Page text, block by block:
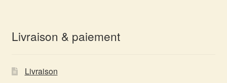
Livraison & paiement
Livraison